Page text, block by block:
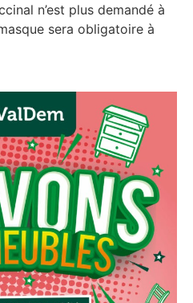
n’est plus demandé à
sera obligatoire à